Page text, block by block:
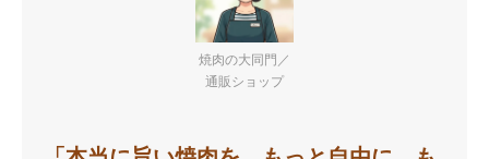
焼肉の大同門／
通販ショップ